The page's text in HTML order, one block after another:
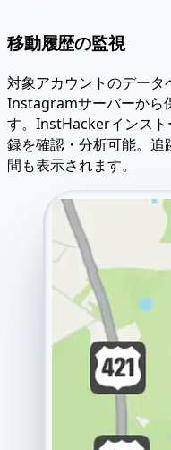
移動履歴の監視
対象アカウントのデー
Instagramサーバーから
す。InstHackerインスト
録を確認・分析可能。
間も表示されます。